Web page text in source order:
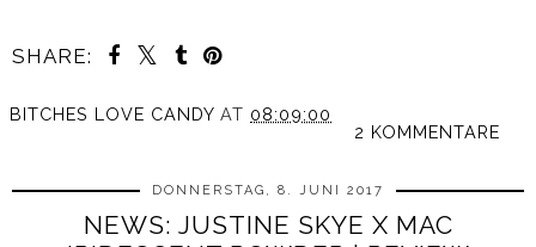
SHARE:
BITCHES LOVE CANDY AT 08:09:00
2 KOMMENTARE
DONNERSTAG, 8. JUNI 2017
NEWS: JUSTINE SKYE X MAC